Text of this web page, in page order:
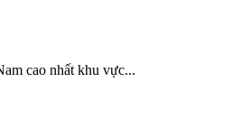
cao nhất khu vực...